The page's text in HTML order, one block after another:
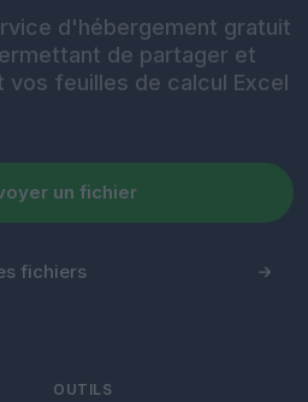
d'hébergement gratuit
de partager et
feuilles de calcul Excel
un fichier
fichiers
OUTILS